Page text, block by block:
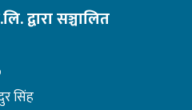
द्वारा सञ्चालित
सिंह